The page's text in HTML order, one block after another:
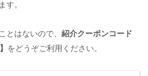
す。
とはないので、 紹介クーポンコード
をどうぞご利用ください。